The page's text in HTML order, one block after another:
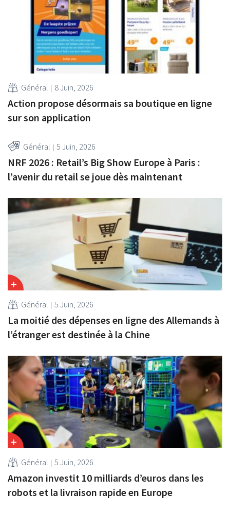
Général 8 Juin, 2026
Action propose désormais sa boutique en ligne
sur son application
Général 5 Juin, 2026
NRF 2026 : Retail’s Big Show Europe à Paris :
l’avenir du retail se joue dès maintenant
Général 5 Juin, 2026
La moitié des dépenses en ligne des Allemands à
l’étranger est destinée à la Chine
Général 5 Juin, 2026
Amazon investit 10 milliards d’euros dans les
robots et la livraison rapide en Europe